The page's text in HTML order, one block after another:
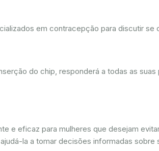
em contracepção para discutir
do chip, responderá a todas as
e eficaz para mulheres que desejam
la a tomar decisões informadas sobre